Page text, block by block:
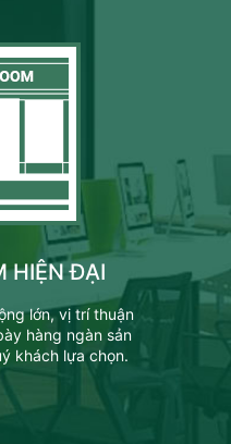
HIỆN ĐẠI
lớn, vị trí thuận
hàng ngàn sản
khách lựa chọn.